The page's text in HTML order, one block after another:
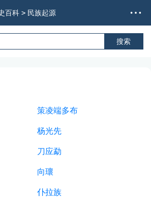
百科 > 民族起源
策凌端多布
杨光先
刀应勐
向瓌
仆拉族